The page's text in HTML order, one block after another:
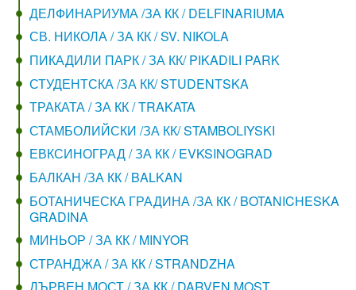
ДЕЛФИНАРИУМА /ЗА КК / DELFINARIUMA
СВ. НИКОЛА / ЗА КК / SV. NIKOLA
ПИКАДИЛИ ПАРК / ЗА КК/ PIKADILI PARK
СТУДЕНТСКА /ЗА КК/ STUDENTSKA
ТРАКАТА / ЗА КК / TRAKATA
СТАМБОЛИЙСКИ /ЗА КК/ STAMBOLIYSKI
ЕВКСИНОГРАД / ЗА КК / EVKSINOGRAD
БАЛКАН /ЗА КК / BALKAN
БОТАНИЧЕСКА ГРАДИНА /ЗА КК / BOTANICHESKA
GRADINA
МИНЬОР / ЗА КК / MINYOR
СТРАНДЖА / ЗА КК / STRANDZHA